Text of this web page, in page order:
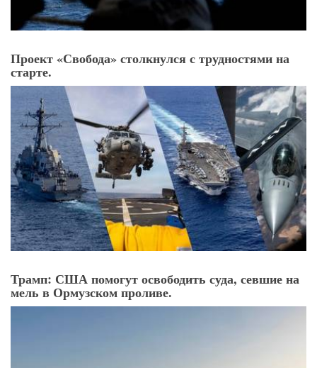
Проект «Свобода» столкнулся с трудностями на
старте.
Трамп: США помогут освободить суда, севшие на
мель в Ормузском проливе.